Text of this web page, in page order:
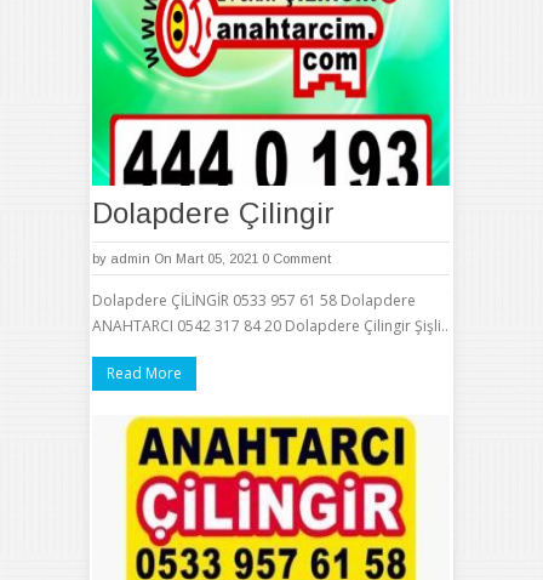
Dolapdere Çilingir
by admin On Mart 05, 2021 0 Comment
Dolapdere ÇİLİNGİR 0533 957 61 58 Dolapdere
ANAHTARCI 0542 317 84 20 Dolapdere Çilingir Şişli..
Read More